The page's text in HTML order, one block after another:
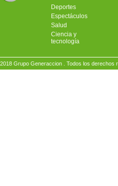
Deportes
Espectáculos
Salud
Ciencia y
tecnología
2018 Grupo Generaccion . Todos los